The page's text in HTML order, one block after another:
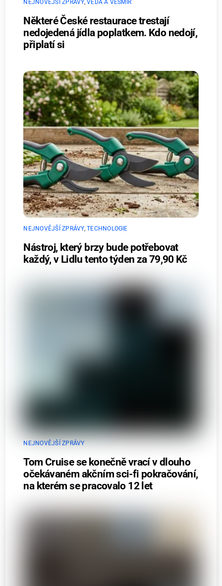
NEJNOVĚJŠÍ ZPRÁVY,VĚDA A VESMÍR
Některé České restaurace trestají
nedojedená jídla poplatkem. Kdo nedojí,
připlatí si
NEJNOVĚJŠÍ ZPRÁVY,TECHNOLOGIE
Nástroj, který brzy bude potřebovat
každý, v Lidlu tento týden za 79,90 Kč
NEJNOVĚJŠÍ ZPRÁVY
Tom Cruise se konečně vrací v dlouho
očekávaném akčním sci-fi pokračování,
na kterém se pracovalo 12 let